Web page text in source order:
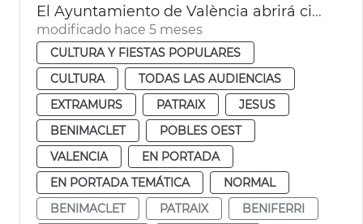
El Ayuntamiento de València abrirá cinco bibliotecas 24 horas durante las épocas de exámenes
modificado hace 5 meses
CULTURA Y FIESTAS POPULARES
CULTURA
TODAS LAS AUDIENCIAS
EXTRAMURS
PATRAIX
JESUS
BENIMACLET
POBLES OEST
VALENCIA
EN PORTADA
EN PORTADA TEMÁTICA
NORMAL
BENIMACLET
PATRAIX
BENIFERRI